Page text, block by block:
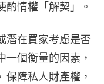
酌情權「解契」。
潛在買家考慮是否
一個衡量的因素，
障私人財產權，